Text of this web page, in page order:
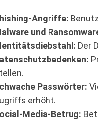
Angriffe:
und
Der
Passwörter:
erhöht.
Media-Betrug: